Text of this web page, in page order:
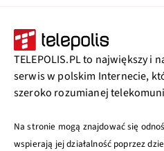
TELEPOLIS.PL to największy i
serwis w polskim Internecie,
szeroko rozumianej
Na stronie mogą znajdować się
wspierają jej działalność poprzez